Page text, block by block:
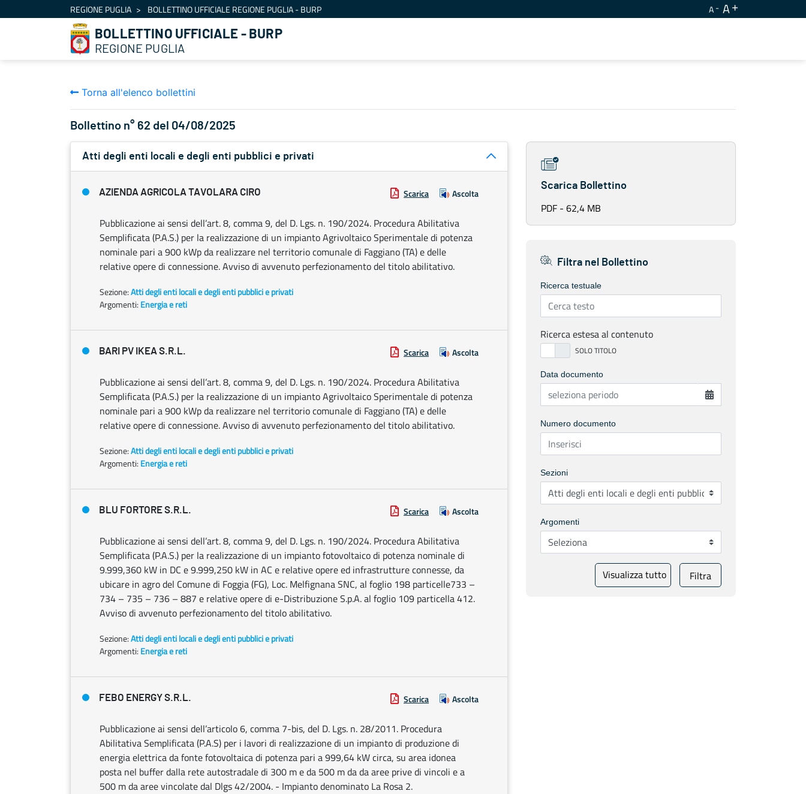
Salta al contenutoREGIONE PUGLIA BOLLETTINO UFFICIALE REGIONE PUGLIA - BURP A A
BOLLETTINO UFFICIALE - BURP
REGIONE PUGLIA
Torna all'elenco bollettini
Bollettino n° 62 del 04/08/2025
Atti degli enti locali e degli enti pubblici e privati
AZIENDA AGRICOLA TAVOLARA CIRO Scarica Ascolta
Pubblicazione ai sensi dell’art. 8, comma 9, del D. Lgs. n. 190/2024. Procedura Abilitativa
Semplificata (P.A.S.) per la realizzazione di un impianto Agrivoltaico Sperimentale di potenza
nominale pari a 900 kWp da realizzare nel territorio comunale di Faggiano (TA) e delle
relative opere di connessione. Avviso di avvenuto perfezionamento del titolo abilitativo.
Sezione:Atti degli enti locali e degli enti pubblici e privati
Argomenti: Energia e reti
BARI PV IKEA S.R.L. Scarica Ascolta
Pubblicazione ai sensi dell’art. 8, comma 9, del D. Lgs. n. 190/2024. Procedura Abilitativa
Semplificata (P.A.S.) per la realizzazione di un impianto Agrivoltaico Sperimentale di potenza
nominale pari a 900 kWp da realizzare nel territorio comunale di Faggiano (TA) e delle
relative opere di connessione. Avviso di avvenuto perfezionamento del titolo abilitativo.
Sezione:Atti degli enti locali e degli enti pubblici e privati
Argomenti: Energia e reti
BLU FORTORE S.R.L. Scarica Ascolta
Pubblicazione ai sensi dell’art. 8, comma 9, del D. Lgs. n. 190/2024. Procedura Abilitativa
Semplificata (P.A.S.) per la realizzazione di un impianto fotovoltaico di potenza nominale di
9.999,360 kW in DC e 9.999,250 kW in AC e relative opere ed infrastrutture connesse, da
ubicare in agro del Comune di Foggia (FG), Loc. Melfignana SNC, al foglio 198 particelle733 –
734 – 735 – 736 – 887 e relative opere di e-Distribuzione S.p.A. al foglio 109 particella 412.
Avviso di avvenuto perfezionamento del titolo abilitativo.
Sezione:Atti degli enti locali e degli enti pubblici e privati
Argomenti: Energia e reti
FEBO ENERGY S.R.L. Scarica Ascolta
Pubblicazione ai sensi dell’articolo 6, comma 7-bis, del D. Lgs. n. 28/2011. Procedura
Abilitativa Semplificata (P.A.S) per i lavori di realizzazione di un impianto di produzione di
energia elettrica da fonte fotovoltaica di potenza pari a 999,64 kW circa, su area idonea
posta nel buffer dalla rete autostradale di 300 m e da 500 m da da aree prive di vincoli e a
500 m da aree vincolate dal Dlgs 42/2004. - Impianto denominato La Rosa 2.
Scarica Bollettino
PDF - 62,4 MB
Filtra nel Bollettino
Ricerca testuale
Ricerca estesa al contenuto
Data documento
Numero documento
Sezioni
Argomenti
Visualizza tutto Filtra